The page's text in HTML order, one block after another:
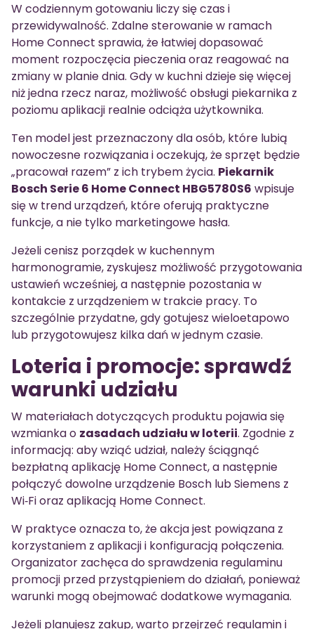
W codziennym gotowaniu liczy się czas i
przewidywalność. Zdalne sterowanie w ramach
Home Connect sprawia, że łatwiej dopasować
moment rozpoczęcia pieczenia oraz reagować na
zmiany w planie dnia. Gdy w kuchni dzieje się więcej
niż jedna rzecz naraz, możliwość obsługi piekarnika z
poziomu aplikacji realnie odciąża użytkownika.
Ten model jest przeznaczony dla osób, które lubią
nowoczesne rozwiązania i oczekują, że sprzęt będzie
„pracował razem” z ich trybem życia. Piekarnik
Bosch Serie 6 Home Connect HBG5780S6 wpisuje
się w trend urządzeń, które oferują praktyczne
funkcje, a nie tylko marketingowe hasła.
Jeżeli cenisz porządek w kuchennym
harmonogramie, zyskujesz możliwość przygotowania
ustawień wcześniej, a następnie pozostania w
kontakcie z urządzeniem w trakcie pracy. To
szczególnie przydatne, gdy gotujesz wieloetapowo
lub przygotowujesz kilka dań w jednym czasie.
Loteria i promocje: sprawdź
warunki udziału
W materiałach dotyczących produktu pojawia się
wzmianka o zasadach udziału w loterii. Zgodnie z
informacją: aby wziąć udział, należy ściągnąć
bezpłatną aplikację Home Connect, a następnie
połączyć dowolne urządzenie Bosch lub Siemens z
Wi‑Fi oraz aplikacją Home Connect.
W praktyce oznacza to, że akcja jest powiązana z
korzystaniem z aplikacji i konfiguracją połączenia.
Organizator zachęca do sprawdzenia regulaminu
promocji przed przystąpieniem do działań, ponieważ
warunki mogą obejmować dodatkowe wymagania.
Jeżeli planujesz zakup, warto przejrzeć regulamin i